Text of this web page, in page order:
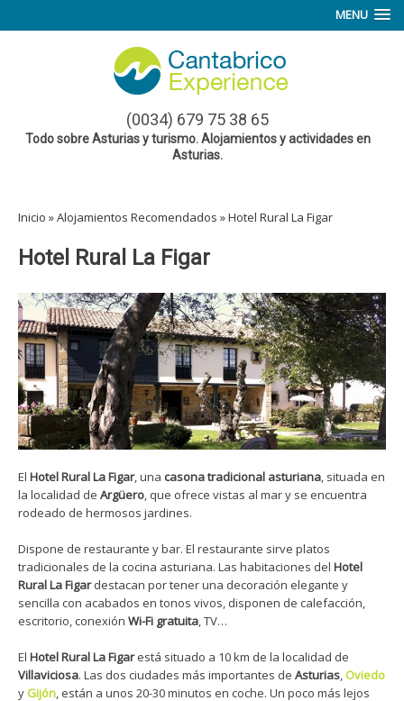
MENU
(0034) 679 75 38 65
Todo sobre Asturias y turismo. Alojamientos y actividades en
Asturias.
Inicio »Alojamientos Recomendados »Hotel Rural La Figar
Hotel Rural La Figar
El Hotel Rural La Figar, una casona tradicional asturiana, situada en
la localidad de Argüero, que ofrece vistas al mar y se encuentra
rodeado de hermosos jardines.
Dispone de restaurante y bar. El restaurante sirve platos
tradicionales de la cocina asturiana. Las habitaciones del Hotel
Rural La Figardestacan por tener una decoración elegante y
sencilla con acabados en tonos vivos, disponen de calefacción,
escritorio, conexión Wi-Fi gratuita, TV…
El Hotel Rural La Figarestá situado a 10 km de la localidad de
Villaviciosa. Las dos ciudades más importantes de Asturias,Oviedo
y Gijón, están a unos 20-30 minutos en coche. Un poco más lejos